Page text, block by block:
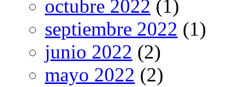
octubre 2022 (1)
septiembre 2022 (1)
junio 2022 (2)
mayo 2022 (2)